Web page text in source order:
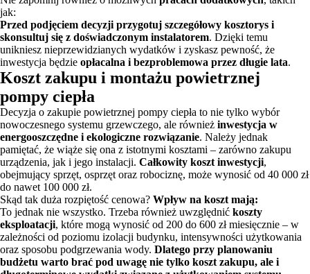
jak:
Przed podjęciem decyzji przygotuj szczegółowy kosztorys i
skonsultuj się z doświadczonym instalatorem. Dzięki temu
unikniesz nieprzewidzianych wydatków i zyskasz pewność, że
inwestycja będzie opłacalna i bezproblemowa przez długie lata.
Koszt zakupu i montażu powietrznej
pompy ciepła
Decyzja o zakupie powietrznej pompy ciepła to nie tylko wybór
nowoczesnego systemu grzewczego, ale również inwestycja w
energooszczędne i ekologiczne rozwiązanie. Należy jednak
pamiętać, że wiąże się ona z istotnymi kosztami – zarówno zakupu
urządzenia, jak i jego instalacji. Całkowity koszt inwestycji,
obejmujący sprzęt, osprzęt oraz robociznę, może wynosić od 40 000 zł
do nawet 100 000 zł.
Skąd tak duża rozpiętość cenowa? Wpływ na koszt mają:
To jednak nie wszystko. Trzeba również uwzględnić koszty
eksploatacji, które mogą wynosić od 200 do 600 zł miesięcznie – w
zależności od poziomu izolacji budynku, intensywności użytkowania
oraz sposobu podgrzewania wody. Dlatego przy planowaniu
budżetu warto brać pod uwagę nie tylko koszt zakupu, ale i